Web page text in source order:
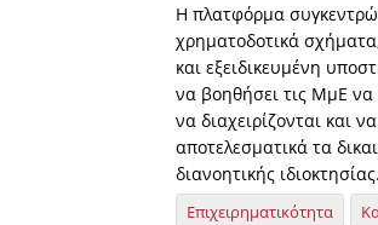
Η πλατφόρμα
χρηματοδοτικά
και εξειδικευμένη
να βοηθήσει τις ΜμΕ
να διαχειρίζονται και
αποτελεσματικά τα
διανοητικής ιδιοκτησίας.
Επιχειρηματικότητα